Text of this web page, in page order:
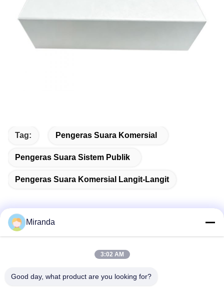
Tag: Pengeras Suara Komersial
Pengeras Suara Sistem Publik
Pengeras Suara Komersial Langit-Langit
Lantai 6 dan 7, Bangunan 5, Haifu Innovation Technology
Miranda
3:02 AM
Good day, what product are you looking for?